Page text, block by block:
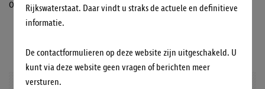
Ondertekening Leerruimte SSRS.
OVERIG NIEUWS
Rijkswaterstaat. Daar vindt u straks de actuele en definitieve
informatie.
De contactformulieren op deze website zijn uitgeschakeld. U
kunt via deze website geen vragen of berichten meer
versturen.